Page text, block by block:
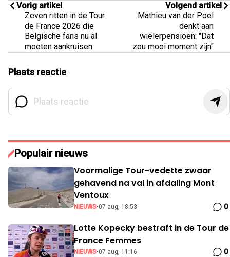
Vorig artikel
Zeven ritten in de Tour
de France 2026 die
Belgische fans nu al
moeten aankruisen
Volgend artikel
Mathieu van der Poel
denkt aan
wielerpensioen: "Dat
zou mooi moment zijn"
Plaats reactie
Populair nieuws
Voormalige Tour-vedette zwaar
gehavend na val in afdaling Mont
Ventoux
NIEUWS•07 aug, 18:53 0
Lotte Kopecky bestraft in de Tour de
France Femmes
NIEUWS•07 aug, 11:16 0